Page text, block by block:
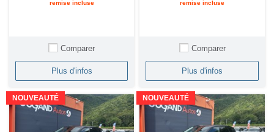
remise incluse
Comparer
Plus d'infos
remise incluse
Comparer
Plus d'infos
NOUVEAUTÉ NOUVEAUTÉ